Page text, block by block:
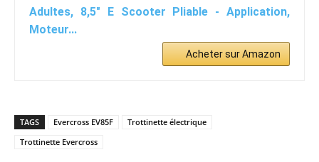
Adultes, 8,5" E Scooter Pliable - Application,
Moteur...
Acheter sur Amazon
TAGS Evercross EV85F
Trottinette électrique
Trottinette Evercross